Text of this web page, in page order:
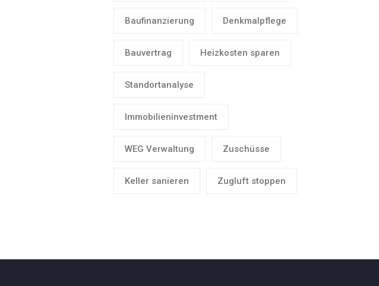
Baufinanzierung Denkmalpflege
Bauvertrag Heizkosten sparen
Standortanalyse
Immobilieninvestment
WEG Verwaltung Zuschüsse
Keller sanieren Zugluft stoppen